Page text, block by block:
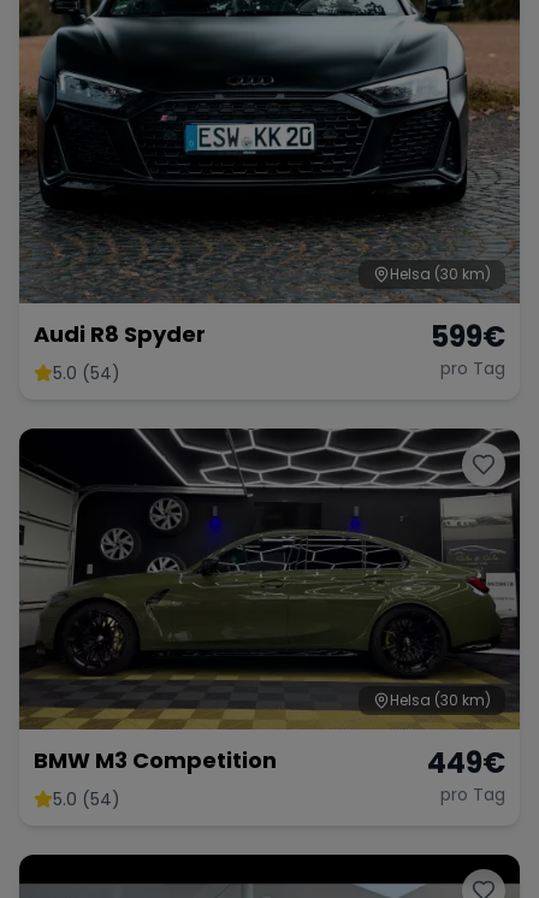
Helsa (30 km)
Audi R8 Spyder
5.0 (54)
599€
pro Tag
Helsa (30 km)
BMW M3 Competition
5.0 (54)
449€
pro Tag